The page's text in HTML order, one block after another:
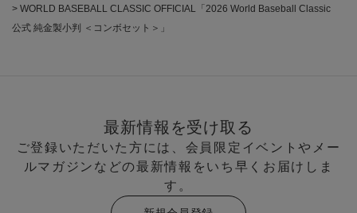
> WORLD BASEBALL CLASSIC OFFICIAL「2026 World Baseball Classic
公式 純金製小判 ＜コンボセット＞」
最新情報を受け取る
ご登録いただいた方には、会員限定イベントやメー
ルマガジンなどの最新情報をいち早くお届けしま
す。